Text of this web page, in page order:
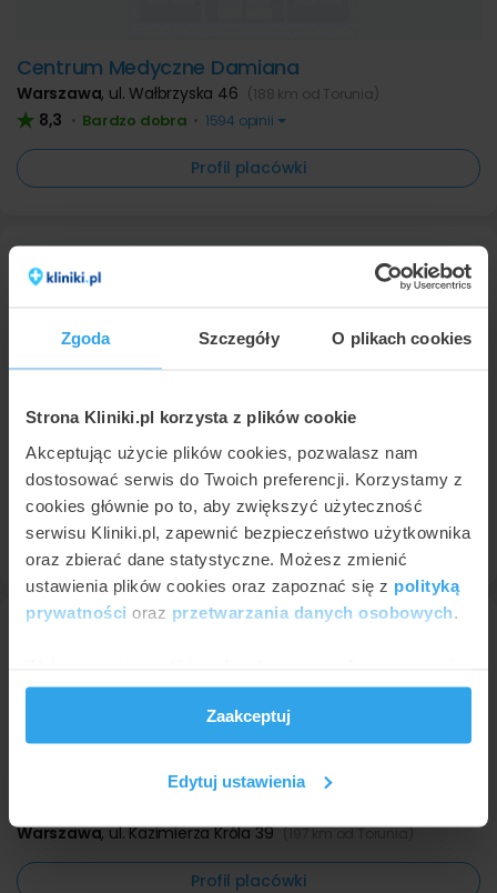
Zgoda Szczegóły O plikach cookies
Strona Kliniki.pl korzysta z plików cookie
Akceptując użycie plików cookies, pozwalasz nam
dostosować serwis do Twoich preferencji. Korzystamy z
cookies głównie po to, aby zwiększyć użyteczność
serwisu Kliniki.pl, zapewnić bezpieczeństwo użytkownika
oraz zbierać dane statystyczne. Możesz zmienić
ustawienia plików cookies oraz zapoznać się z polityką
prywatności oraz przetwarzania danych osobowych
i reklam, aby oferować funkcje społecznościowe i
analizować ruch w naszej witrynie. Informacje o tym, jak
korzystasz z naszej witryny, udostępniamy partnerom
społecznościowym, reklamowym i analitycznym.
otrzymanymi od Ciebie lub uzyskanymi podczas
Zaakceptuj
Edytuj ustawienia
Centrum Medyczne Damiana
Warszawa, ul. Wałbrzyska 46 (188 km od Torunia)
8,3 • Bardzo dobra • 1594 opinii
Profil placówki
Środa Wielkopolska,Plac Armii Poznań 3 (124 km od Torunia)
8,6•Bardzo dobra• 151 opinii
Profil placówki
Warszawa,ul. Kazimierza Króla 39 (197 km od Torunia)
Profil placówki